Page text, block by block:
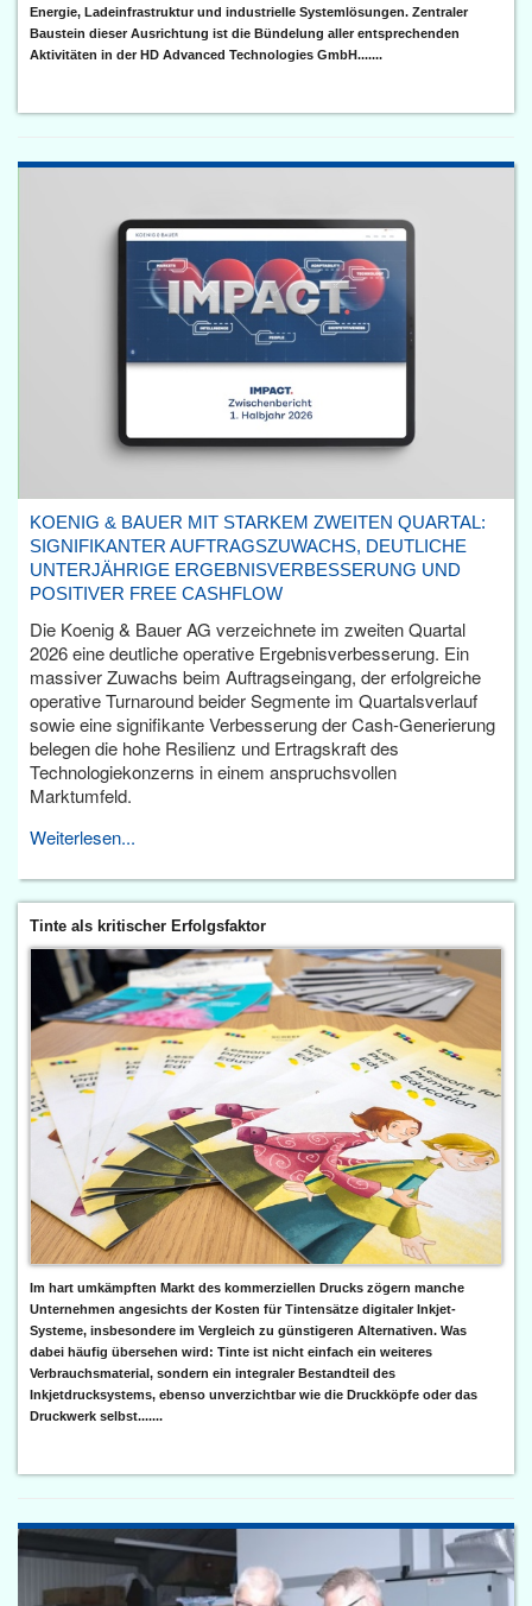
Energie, Ladeinfrastruktur und industrielle Systemlösungen. Zentraler
Baustein dieser Ausrichtung ist die Bündelung aller entsprechenden
Aktivitäten in der HD Advanced Technologies GmbH.......
KOENIG & BAUER MIT STARKEM ZWEITEN QUARTAL:
SIGNIFIKANTER AUFTRAGSZUWACHS, DEUTLICHE
UNTERJÄHRIGE ERGEBNISVERBESSERUNG UND
POSITIVER FREE CASHFLOW
Die Koenig & Bauer AG verzeichnete im zweiten Quartal
2026 eine deutliche operative Ergebnisverbesserung. Ein
massiver Zuwachs beim Auftragseingang, der erfolgreiche
operative Turnaround beider Segmente im Quartalsverlauf
sowie eine signifikante Verbesserung der Cash-Generierung
belegen die hohe Resilienz und Ertragskraft des
Technologiekonzerns in einem anspruchsvollen
Marktumfeld.
Weiterlesen...
Tinte als kritischer Erfolgsfaktor
Im hart umkämpften Markt des kommerziellen Drucks zögern manche
Unternehmen angesichts der Kosten für Tintensätze digitaler Inkjet-
Systeme, insbesondere im Vergleich zu günstigeren Alternativen. Was
dabei häufig übersehen wird: Tinte ist nicht einfach ein weiteres
Verbrauchsmaterial, sondern ein integraler Bestandteil des
Inkjetdrucksystems, ebenso unverzichtbar wie die Druckköpfe oder das
Druckwerk selbst.......